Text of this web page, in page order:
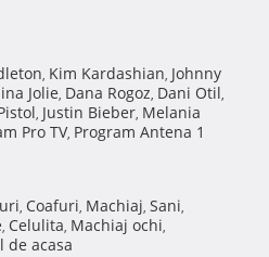
, Kim Kardashian, Johnny
Jolie, Dana Rogoz, Dani Otil,
, Justin Bieber, Melania
Pro TV, Program Antena 1
, Coafuri, Machiaj, Sani,
, Celulita, Machiaj ochi,
de acasa